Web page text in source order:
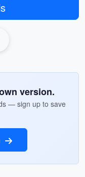
version.
— sign up to save